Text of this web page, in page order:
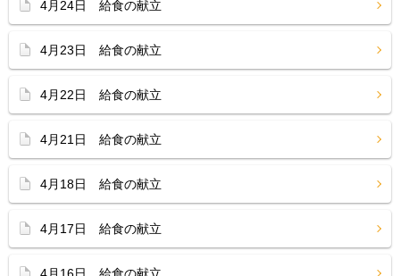
4月24日 給食の献立
4月23日 給食の献立
4月22日 給食の献立
4月21日 給食の献立
4月18日 給食の献立
4月17日 給食の献立